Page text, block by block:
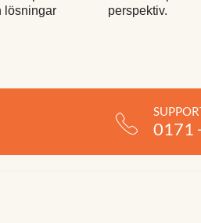
lösningar
perspektiv.
0171